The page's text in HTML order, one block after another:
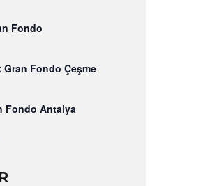
Fondo
Gran Fondo Çeşme
Fondo Antalya